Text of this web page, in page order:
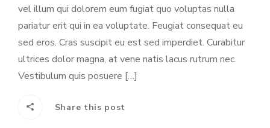
vel illum qui dolorem eum fugiat quo voluptas nulla
pariatur erit qui in ea voluptate. Feugiat consequat eu
sed eros. Cras suscipit eu est sed imperdiet. Curabitur
ultrices dolor magna, at vene natis lacus rutrum nec.
Vestibulum quis posuere […]
Share this post